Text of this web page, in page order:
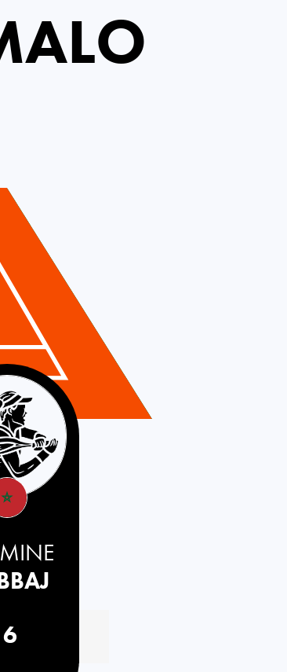
6